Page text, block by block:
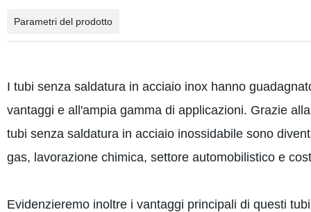
Parametri del prodotto
I tubi senza saldatura in acciaio inox hanno
vantaggi e all'ampia gamma di applicazioni. Grazie
tubi senza saldatura in acciaio inossidabile sono
gas, lavorazione chimica, settore automobilistico e
Evidenzieremo inoltre i vantaggi principali di questi